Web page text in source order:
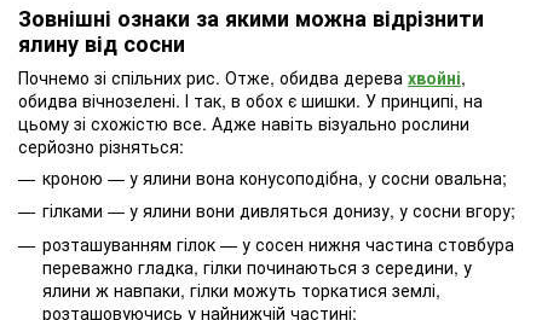
Зовнішні ознаки за якими можна відрізнити
ялину від сосни
Почнемо зі спільних рис. Отже, обидва дерева хвойні,
обидва вічнозелені. І так, в обох є шишки. У принципі, на
цьому зі схожістю все. Адже навіть візуально рослини
серйозно різняться:
кроною — у ялини вона конусоподібна, у сосни овальна;
гілками — у ялини вони дивляться донизу, у сосни вгору;
розташуванням гілок — у сосен нижня частина стовбура
переважно гладка, гілки починаються з середини, у
ялини ж навпаки, гілки можуть торкатися землі,
розташовуючись у найнижчій частині;